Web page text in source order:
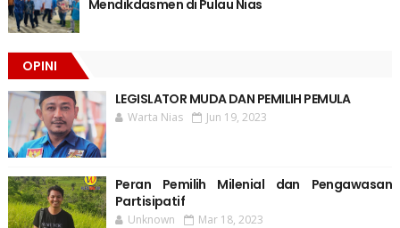
Mendikdasmen di Pulau Nias
OPINI
LEGISLATOR MUDA DAN PEMILIH PEMULA
Warta Nias Jun 19, 2023
Peran Pemilih Milenial dan Pengawasan
Partisipatif
Unknown Mar 18, 2023